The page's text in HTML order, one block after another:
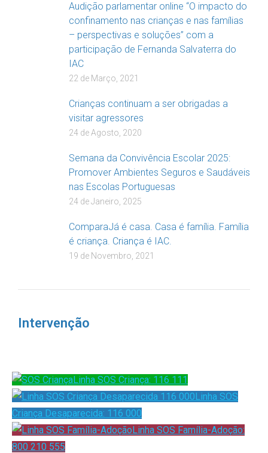
Audição parlamentar online “O impacto do
confinamento nas crianças e nas famílias
– perspectivas e soluções” com a
participação de Fernanda Salvaterra do
IAC
22 de Março, 2021
Crianças continuam a ser obrigadas a
visitar agressores
24 de Agosto, 2020
Semana da Convivência Escolar 2025:
Promover Ambientes Seguros e Saudáveis
nas Escolas Portuguesas
24 de Janeiro, 2025
ComparaJá é casa. Casa é família. Família
é criança. Criança é IAC.
19 de Novembro, 2021
Intervenção
Linha SOS Criança: 116 111
Linha SOS
Criança Desaparecida: 116 000
Linha SOS Família-Adoção:
800 210 555